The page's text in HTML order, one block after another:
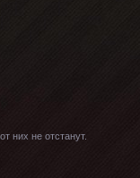
них не отстанут.